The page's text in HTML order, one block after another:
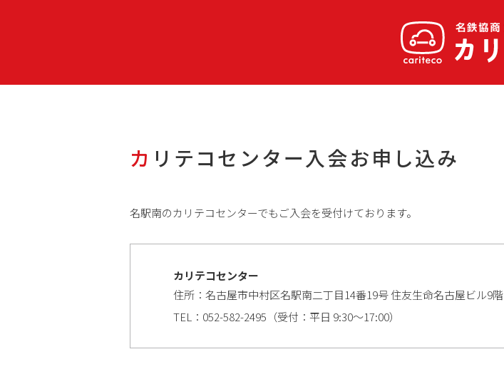
カリテコセンター入会お申し込み
名駅南のカリテコセンターでもご入会を受付けております。
カリテコセンター
住所：名古屋市中村区名駅南二丁目14番19号 住友生命名古屋ビル9階
TEL： 052-582-2495 （受付：平日 9:30～17:00）